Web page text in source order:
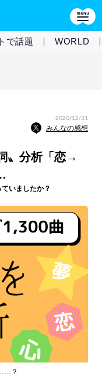
で話題 WORLD
2020/12/31
みんなの感想
〟分析「恋→
いましたか？
？